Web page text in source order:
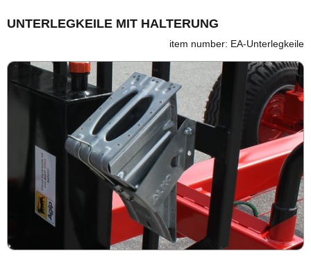
UNTERLEGKEILE MIT HALTERUNG
item number: EA-Unterlegkeile